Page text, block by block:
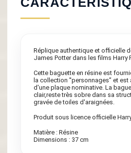
Réplique authentique et officielle
James Potter dans les films Harry
Cette baguette en résine est
la collection ''personnages” et
d'une plaque nominative. La
clair,reste très sobre dans sa
gravée de toiles d'araignées.
Produit sous licence officielle
Matière : Résine
Dimensions : 37 cm